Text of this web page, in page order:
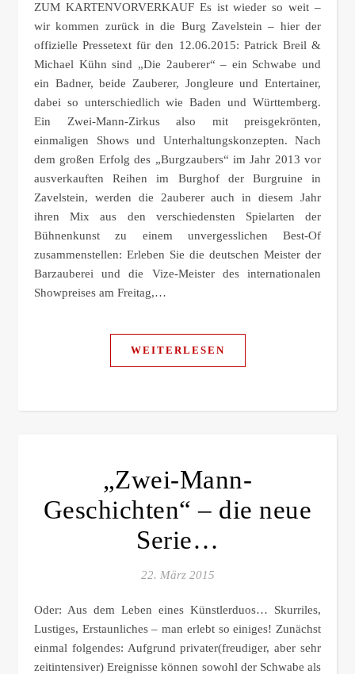
ZUM KARTENVORVERKAUF Es ist wieder so weit –
wir kommen zurück in die Burg Zavelstein – hier der
offizielle Pressetext für den 12.06.2015: Patrick Breil &
Michael Kühn sind „Die 2auberer“ – ein Schwabe und
ein Badner, beide Zauberer, Jongleure und Entertainer,
dabei so unterschiedlich wie Baden und Württemberg.
Ein Zwei-Mann-Zirkus also mit preisgekrönten,
einmaligen Shows und Unterhaltungskonzepten. Nach
dem großen Erfolg des „Burgzaubers“ im Jahr 2013 vor
ausverkauften Reihen im Burghof der Burgruine in
Zavelstein, werden die 2auberer auch in diesem Jahr
ihren Mix aus den verschiedensten Spielarten der
Bühnenkunst zu einem unvergesslichen Best-Of
zusammenstellen: Erleben Sie die deutschen Meister der
Barzauberei und die Vize-Meister des internationalen
Showpreises am Freitag,…
WEITERLESEN
„Zwei-Mann-
Geschichten“ – die neue
Serie…
22. März 2015
Oder: Aus dem Leben eines Künstlerduos… Skurriles,
Lustiges, Erstaunliches – man erlebt so einiges! Zunächst
einmal folgendes: Aufgrund privater(freudiger, aber sehr
zeitintensiver) Ereignisse können sowohl der Schwabe als